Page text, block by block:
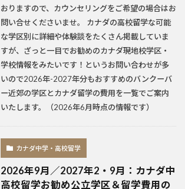
おりますので、カウンセリングをご希望の場合はお
問い合せくださいませ。 カナダの高校留学な可能
な学区別に詳細や体験談をたくさん掲載していま
すが、ざっと一目でお勧めのカナダ現地校学区・
学校情報をみたいです！というお問い合わせが多
いので2026年-2027年分もおすすめのバンクーバ
ー近郊の学区とカナダ留学の費用を一覧でご案内
いたします。（2026年6月時点の情報です）
カナダ中学・高校留学
2026年9月／2027年2・9月：カナダ中
高校留学お勧め公立学区＆留学費用の